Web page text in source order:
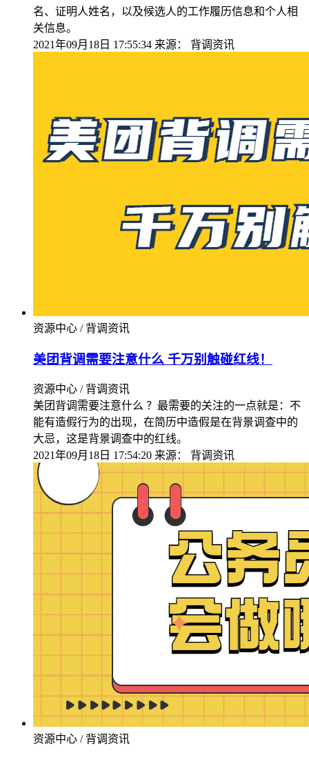
名、证明人姓名，以及候选人的工作履历信息和个人相
关信息。
2021年09月18日 17:55:34 来源： 背调资讯
资源中心 / 背调资讯
美团背调需要注意什么 千万别触碰红线！
资源中心 / 背调资讯
美团背调需要注意什么 ？最需要的关注的一点就是：不
能有造假行为的出现，在简历中造假是在背景调查中的
大忌，这是背景调查中的红线。
2021年09月18日 17:54:20 来源： 背调资讯
资源中心 / 背调资讯